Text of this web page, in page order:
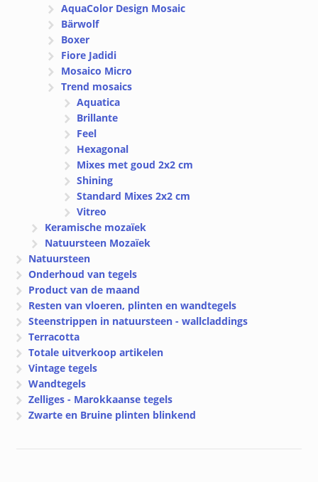
AquaColor Design Mosaic
Bärwolf
Boxer
Fiore Jadidi
Mosaico Micro
Trend mosaics
Aquatica
Brillante
Feel
Hexagonal
Mixes met goud 2x2 cm
Shining
Standard Mixes 2x2 cm
Vitreo
Keramische mozaïek
Natuursteen Mozaïek
Natuursteen
Onderhoud van tegels
Product van de maand
Resten van vloeren, plinten en wandtegels
Steenstrippen in natuursteen - wallcladdings
Terracotta
Totale uitverkoop artikelen
Vintage tegels
Wandtegels
Zelliges - Marokkaanse tegels
Zwarte en Bruine plinten blinkend